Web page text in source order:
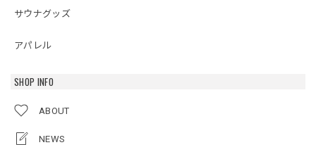
サウナグッズ
アパレル
SHOP INFO
ABOUT
NEWS